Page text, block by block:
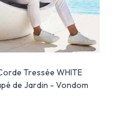
Tressée WHITE
de Jardin - Vondom